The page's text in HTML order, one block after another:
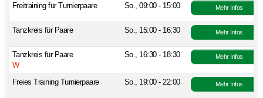
Freitraining für Turnierpaare So., 09:00 - 15:00 Mehr Infos
Tanzkreis für Paare So., 15:00 - 16:30 Mehr Infos
Tanzkreis für Paare
W
So., 16:30 - 18:30 Mehr Infos
Freies Training Turnierpaare So., 19:00 - 22:00 Mehr Infos